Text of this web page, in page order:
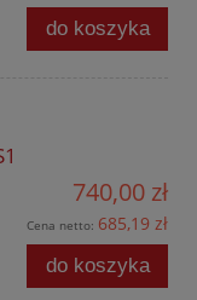
do koszyka
740,00 zł
Cena netto: 685,19 zł
do koszyka